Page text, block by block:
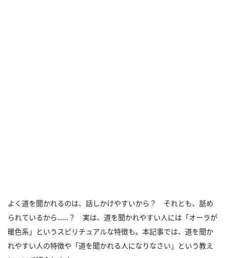
よく道を聞かれるのは、話しかけやすいから？ それとも、舐め
られているから……？ 実は、道を聞かれやすい人には「オーラが
暖色系」というスピリチュアルな特徴も。本記事では、道を聞か
れやすい人の特徴や「道を聞かれる人になりなさい」という教え